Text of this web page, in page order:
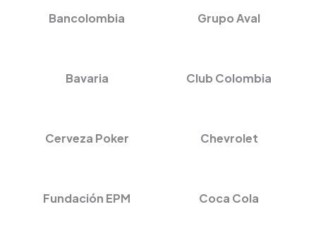
Bancolombia Grupo Aval
Bavaria Club Colombia
Cerveza Poker Chevrolet
Fundación EPM Coca Cola